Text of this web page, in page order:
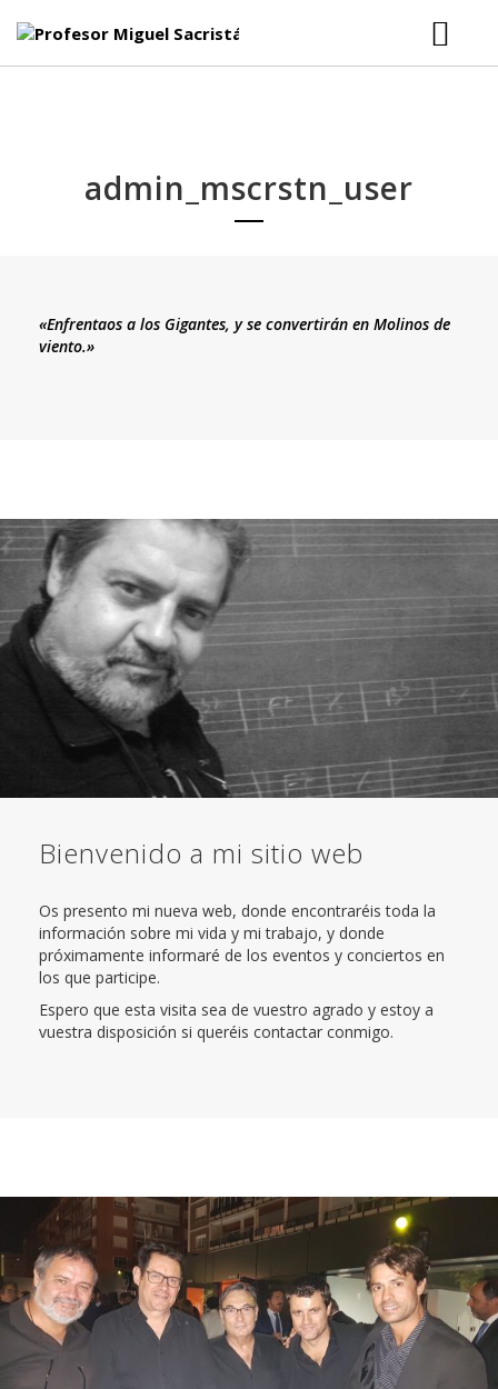
AMIGOS
CONTACTO
admin_mscrstn_user
«Enfrentaos a los Gigantes, y se convertirán en Molinos de
viento.»
Bienvenido a mi sitio web
Os presento mi nueva web, donde encontraréis toda la
información sobre mi vida y mi trabajo, y donde
próximamente informaré de los eventos y conciertos en
los que participe.
Espero que esta visita sea de vuestro agrado y estoy a
vuestra disposición si queréis contactar conmigo.